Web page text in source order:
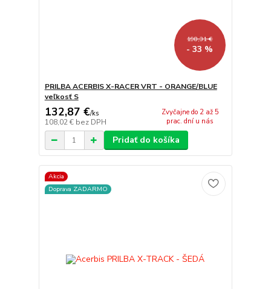
198,31 €
- 33 %
PRILBA ACERBIS X-RACER VRT - ORANGE/BLUE
veľkosť S
132,87 €/ks
108,02 € bez DPH
Zvyčajne do 2 až 5
prac. dní u nás
Pridať do košíka
Akcia
Doprava ZADARMO